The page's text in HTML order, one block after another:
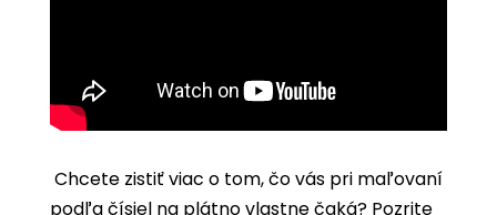
Chcete zistiť viac o tom, čo vás pri maľovaní
podľa čísiel na plátno vlastne čaká? Pozrite